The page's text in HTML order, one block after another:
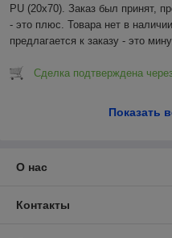
PU (20x70). Заказ был принят,
- это плюс. Товара нет в
предлагается к заказу - это
Сделка подтверждена
Показать
О нас
Контакты